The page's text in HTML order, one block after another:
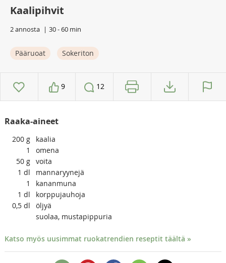
Kaalipihvit
2 annosta 30 - 60 min
Pääruoat Sokeriton
9 12
Raaka-aineet
200 g
kaalia
1
omena
50 g voita
1 dl
mannaryynejä
1
kananmuna
1 dl
korppujauhoja
0,5 dl
öljyä
suolaa, mustapippuria
Katso myös uusimmat ruokatrendien reseptit täältä »